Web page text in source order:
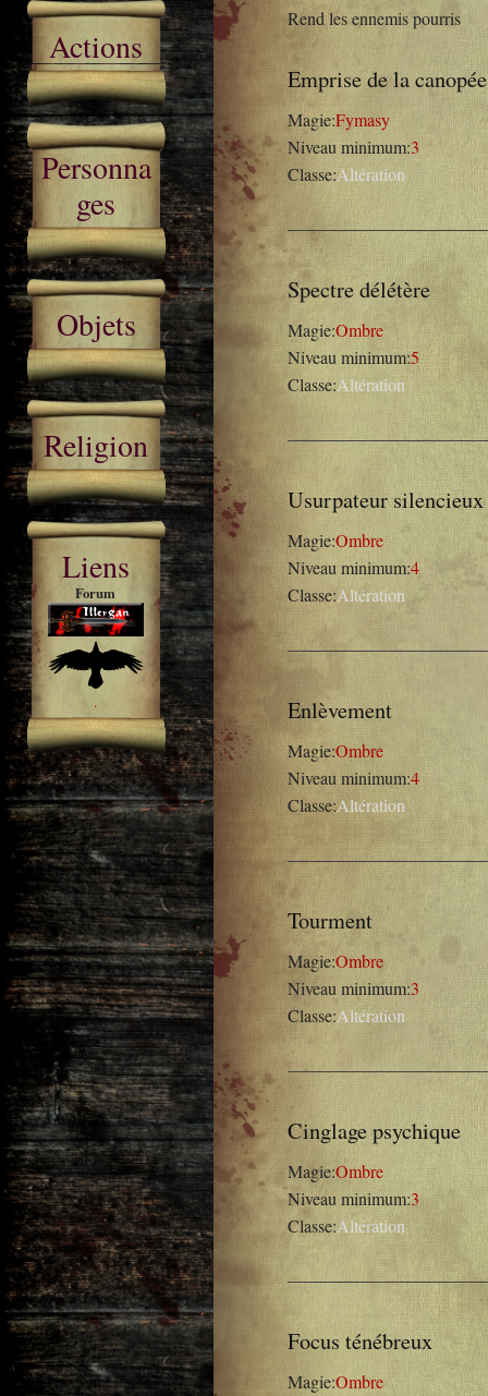
Actions
Personna
ges
Objets
Religion
Liens
Forum
.
Rend les ennemis pourris
Emprise de la canopée
Magie:Fymasy
Niveau minimum:3
Classe:Altération
Spectre délétère
Magie:Ombre
Niveau minimum:5
Classe:Altération
Usurpateur silencieux
Magie:Ombre
Niveau minimum:4
Classe:Altération
Enlèvement
Magie:Ombre
Niveau minimum:4
Classe:Altération
Tourment
Magie:Ombre
Niveau minimum:3
Classe:Altération
Cinglage psychique
Magie:Ombre
Niveau minimum:3
Classe:Altération
Focus ténébreux
Magie:Ombre